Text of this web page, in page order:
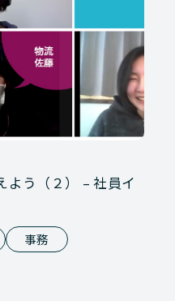
よう（２） – 社員イ
事務